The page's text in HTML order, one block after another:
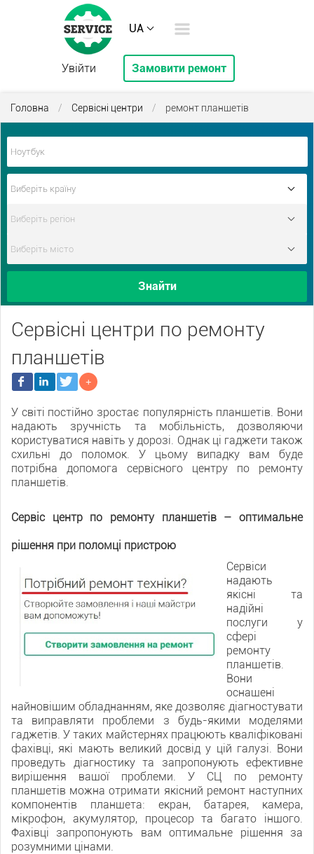
UA
Увійти Замовити ремонт
Головна / Сервісні центри / ремонт планшетів
Знайти
Сервісні центри по ремонту
планшетів
У світі постійно зростає популярність планшетів. Вони
надають зручність та мобільність, дозволяючи
користуватися навіть у дорозі. Однак ці гаджети також
схильні до поломок. У цьому випадку вам буде
потрібна допомога сервісного центру по ремонту
планшетів.
Сервіс центр по ремонту планшетів – оптимальне
рішення при поломці пристрою
Сервіси
надають
якісні та
надійні
послуги у
сфері
ремонту
планшетів.
Вони
оснащені
найновішим обладнанням, яке дозволяє діагностувати
та виправляти проблеми з будь-якими моделями
гаджетів. У таких майстернях працюють кваліфіковані
фахівці, які мають великий досвід у цій галузі. Вони
проведуть діагностику та запропонують ефективне
вирішення вашої проблеми. У СЦ по ремонту
планшетів можна отримати якісний ремонт наступних
компонентів планшета: екран, батарея, камера,
мікрофон, акумулятор, процесор та багато іншого.
Фахівці запропонують вам оптимальне рішення за
розумними цінами.